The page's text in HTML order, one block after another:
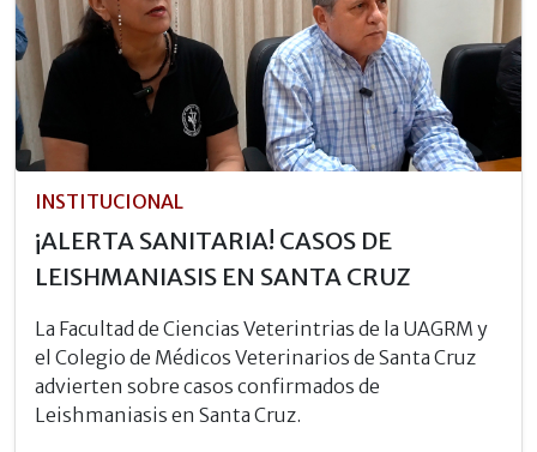
INSTITUCIONAL
¡ALERTA SANITARIA! CASOS DE
LEISHMANIASIS EN SANTA CRUZ
La Facultad de Ciencias Veterintrias de la UAGRM y
el Colegio de Médicos Veterinarios de Santa Cruz
advierten sobre casos confirmados de
Leishmaniasis en Santa Cruz.